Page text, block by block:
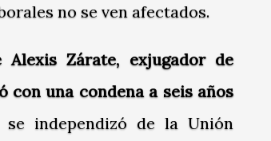
no se ven afectados.
Zárate, exjugador de
con una condena a seis años
se independizó de la Unión